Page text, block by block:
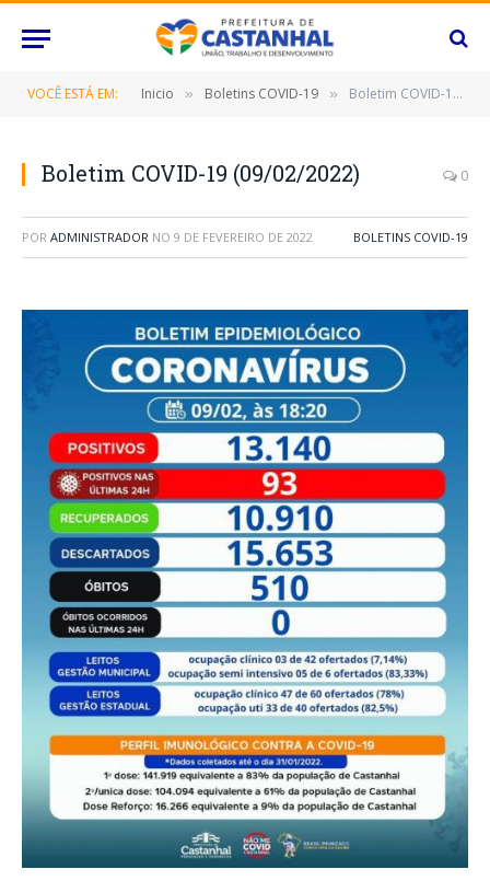
VOCÊ ESTÁ EM: Inicio » Boletins COVID-19 » Boletim COVID-19 (09/02/2022)
Boletim COVID-19 (09/02/2022) 0
POR ADMINISTRADOR NO 9 DE FEVEREIRO DE 2022 BOLETINS COVID-19